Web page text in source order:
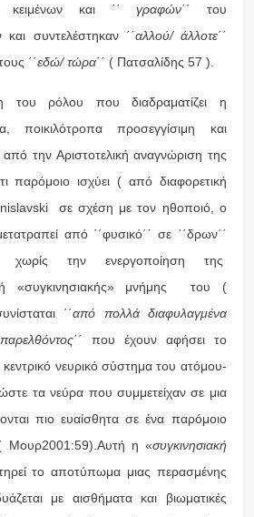
κειμένων και ΄΄γραφών΄΄ του
συντελέστηκαν ΄΄αλλού/ άλλοτε΄΄
΄΄εδώ/ τώρα΄΄ ( Πατσαλίδης 57 ).
του ρόλου που διαδραματίζει η
ποικιλότροπα προσεγγίσιμη και
από την Αριστοτελική αναγνώριση της
παρόμοιο ισχύει ( από διαφορετική
σε σχέση με τον ηθοποιό, ο
από ΄΄φυσικό΄΄ σε ΄΄δρων΄΄
χωρίς την ενεργοποίηση της
ή «συγκινησιακής» μνήμης του (
΄΄από πολλά διαφυλαγμένα
΄΄ που έχουν αφήσει το
νευρικό σύστημα του ατόμου-
τα νεύρα που συμμετείχαν σε μια
πιο ευαίσθητα σε ένα παρόμοιο
( Μουρ2001:59).Αυτή η «συγκινησιακή
το αποτύπωμα μιας περασμένης
με αισθήματα και βιωματικές